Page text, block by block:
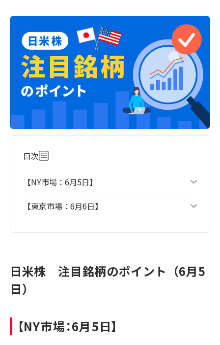
目次
【NY市場：6月5日】
【東京市場：6月6日】
日米株 注目銘柄のポイント（6月5
日）
【NY市場：6月5日】